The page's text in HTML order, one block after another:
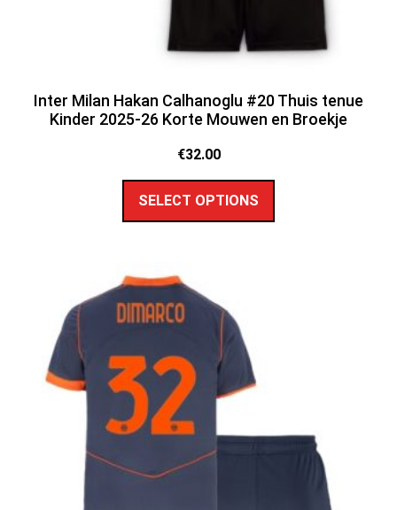
Inter Milan Hakan Calhanoglu #20 Thuis tenue
Kinder 2025-26 Korte Mouwen en Broekje
€32.00
SELECT OPTIONS